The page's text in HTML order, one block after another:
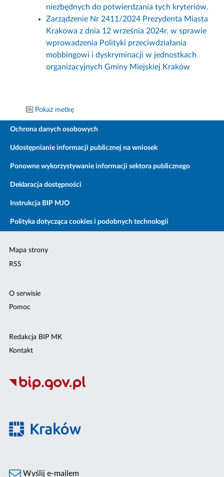
niezbędnych do potwierdzania tych kryteriów.
Zarządzenie Nr 2411/2024 Prezydenta Miasta
Krakowa z dnia 12 września 2024r. w sprawie
wprowadzenia Polityki przeciwdziałania
mobbingowi i dyskryminacji w jednostkach
organizacyjnych Gminy Miejskiej Kraków
Pokaż metkę
Ochrona danych osobowych
Udostępnianie informacji publicznej na wniosek
Ponowne wykorzystywanie informacji sektora publicznego
Deklaracja dostępności
Instrukcja BIP MJO
Polityka dotycząca cookies i podobnych technologii
Mapa strony
RSS
O serwisie
Pomoc
Redakcja BIP MK
Kontakt
Wyślij e-mailem